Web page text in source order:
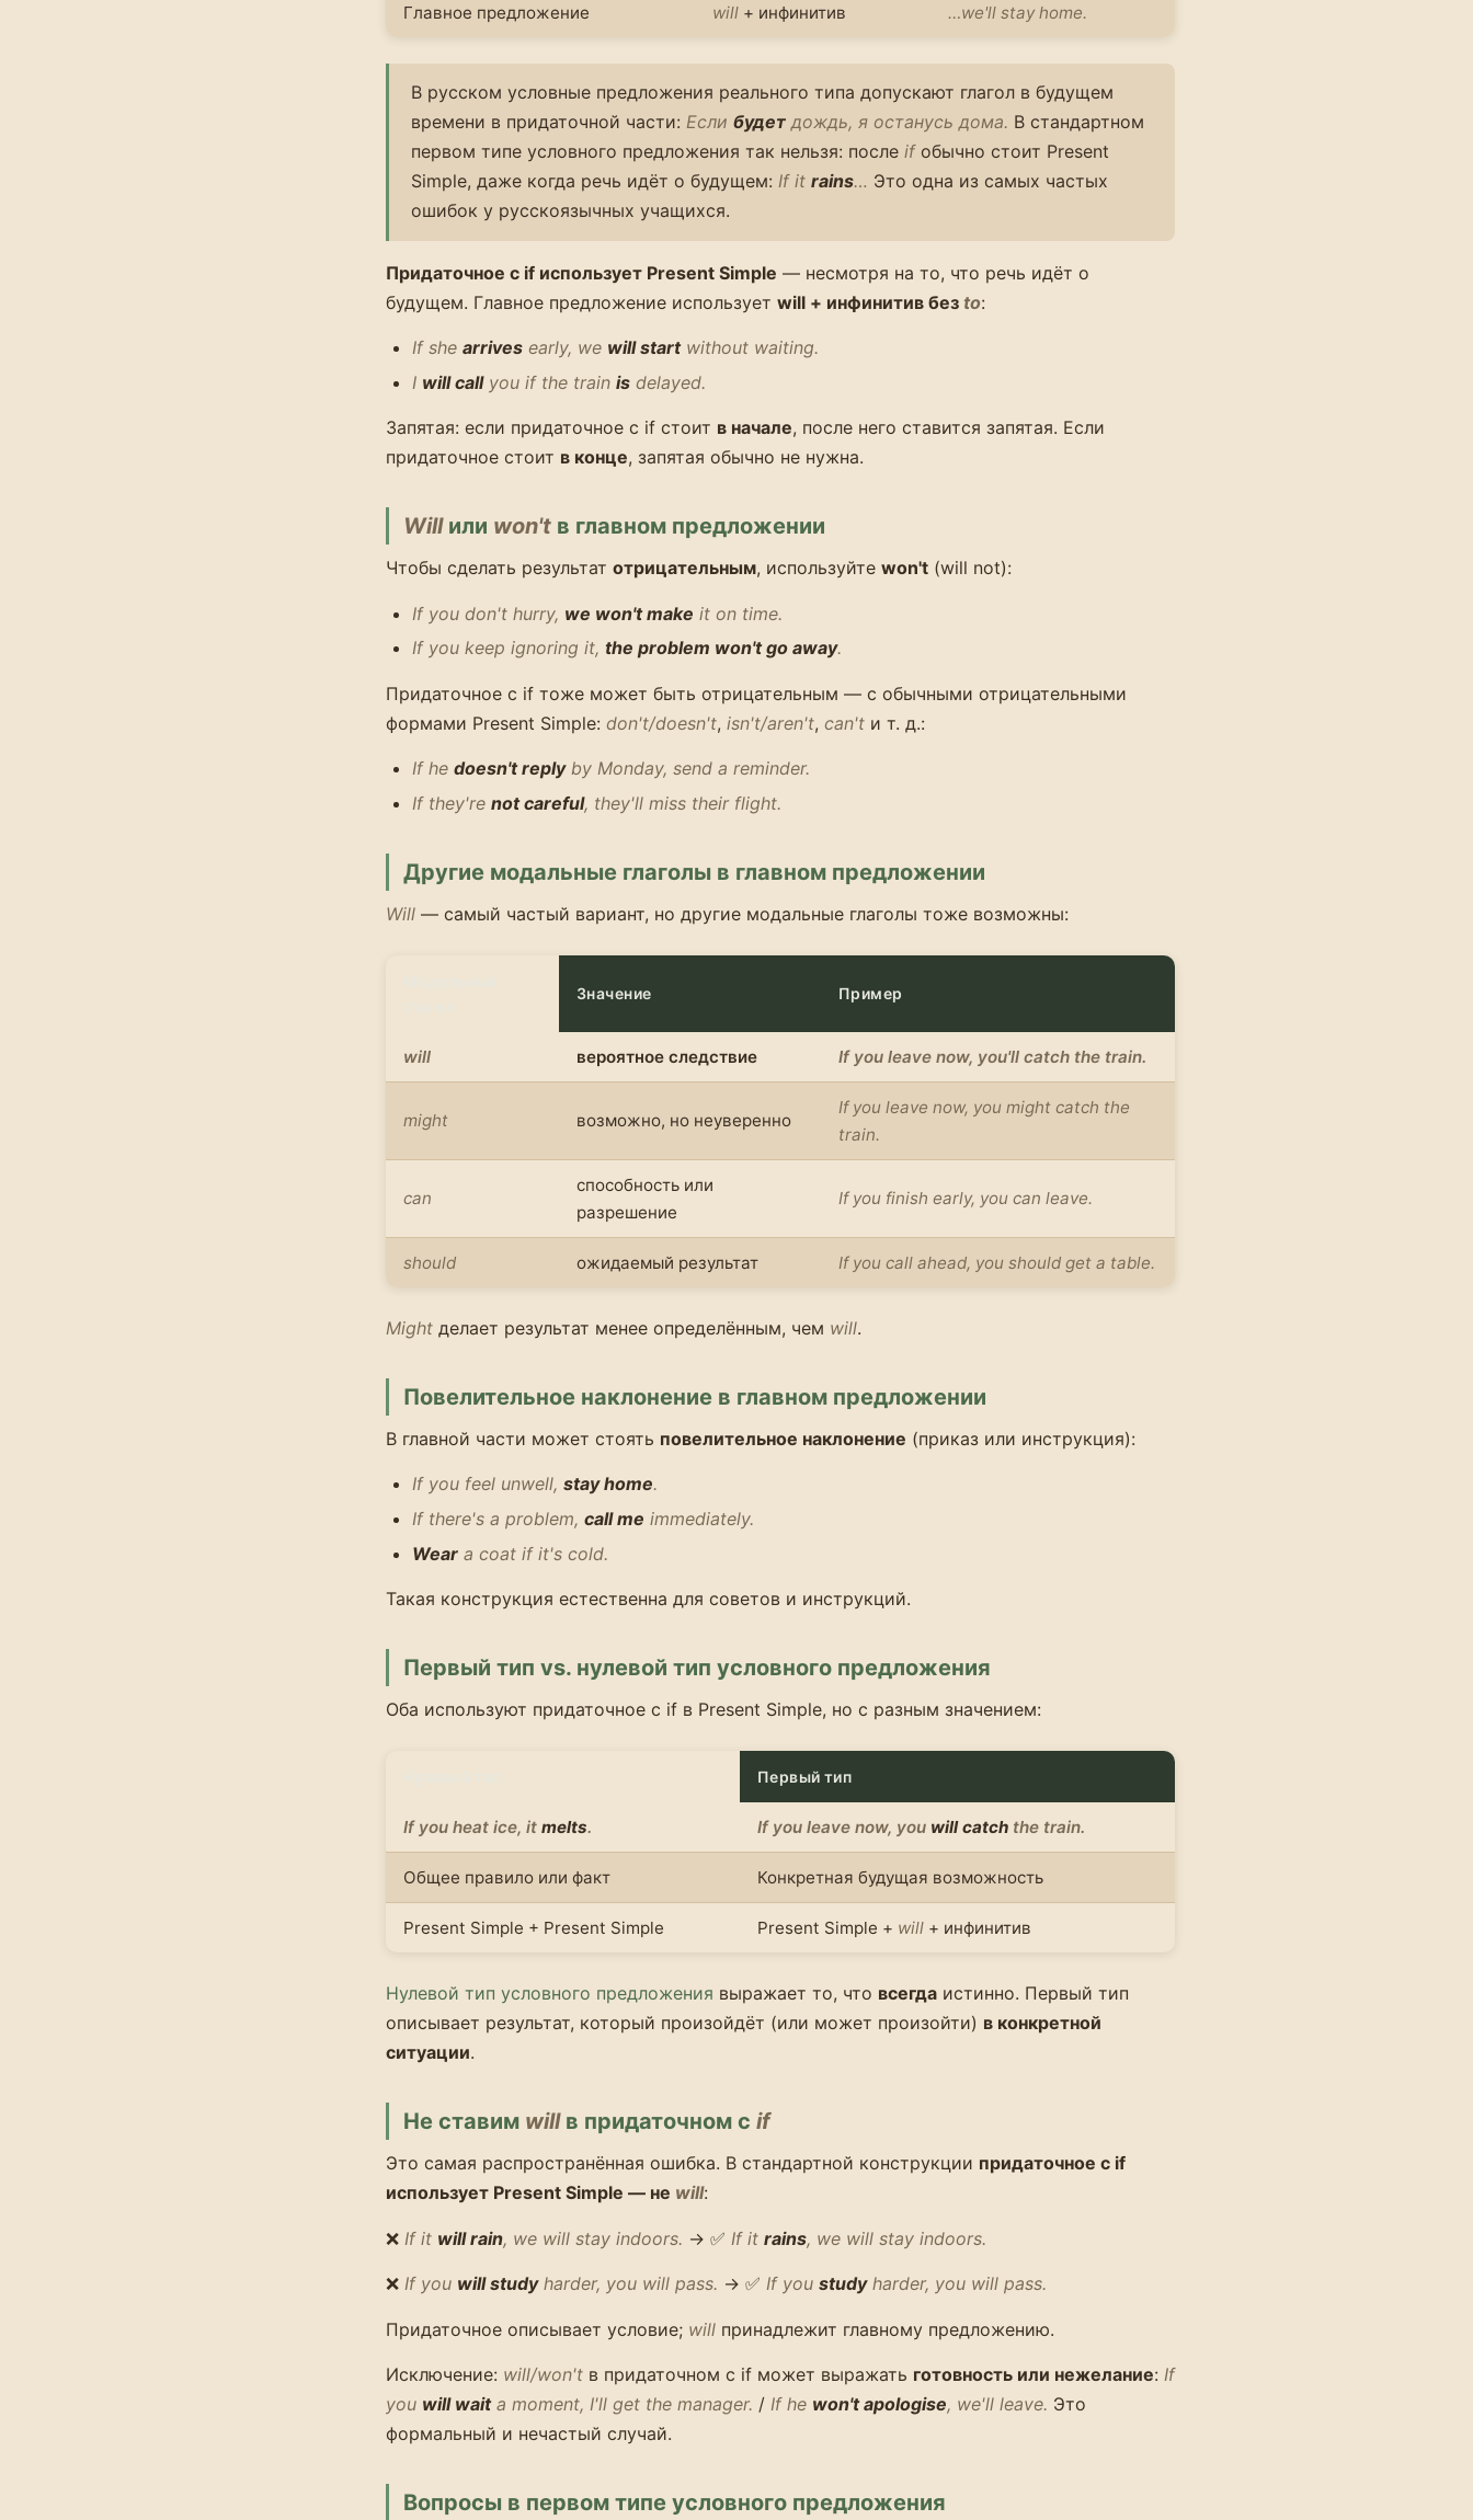
Главное предложение will + инфинитив …we'll stay home.
В русском условные предложения реального типа допускают глагол в будущем
времени в придаточной части: Если будет дождь, я останусь дома. В стандартном
первом типе условного предложения так нельзя: после ifобычно стоит Present
Simple, даже когда речь идёт о будущем: If it rains… Это одна из самых частых
ошибок у русскоязычных учащихся.
Придаточное с if использует Present Simple — несмотря на то, что речь идёт о
будущем. Главное предложение использует will + инфинитив без to:
If she arrives early, we will startwithout waiting.
I will callyou if the train is delayed.
Запятая: если придаточное с if стоит в начале, после него ставится запятая. Если
придаточное стоит в конце, запятая обычно не нужна.
Willили won'tв главном предложении
Чтобы сделать результат отрицательным, используйте won't (will not):
If you don't hurry, we won't make it on time.
If you keep ignoring it, the problem won't go away.
Придаточное с if тоже может быть отрицательным — с обычными отрицательными
формами Present Simple: don't/doesn't, isn't/aren't, can't и т. д.:
If he doesn't replyby Monday, send a reminder.
If they're not careful, they'll miss their flight.
Другие модальные глаголы в главном предложении
Will — самый частый вариант, но другие модальные глаголы тоже возможны:
Значение Пример
will вероятное следствие If you leave now, you'll catch the train.
might возможно, но неуверенно
If you leave now, you might catch the
train.
can
способность или
разрешение
If you finish early, you can leave.
should ожидаемый результат If you call ahead, you should get a table.
Might делает результат менее определённым, чем will.
Повелительное наклонение в главном предложении
В главной части может стоять повелительное наклонение (приказ или инструкция):
If you feel unwell, stay home.
If there's a problem, call me immediately.
Wear a coat if it's cold.
Такая конструкция естественна для советов и инструкций.
Первый тип vs. нулевой тип условного предложения
Оба используют придаточное с if в Present Simple, но с разным значением:
Первый тип
If you heat ice, it melts. If you leave now, you will catch the train.
Общее правило или факт Конкретная будущая возможность
Present Simple + Present Simple Present Simple + will + инфинитив
Нулевой тип условного предложения выражает то, что всегда истинно. Первый тип
описывает результат, который произойдёт (или может произойти) в конкретной
ситуации.
Не ставим willв придаточном с if
Это самая распространённая ошибка. В стандартной конструкции придаточное с if
использует Present Simple — не will:
❌ If it will rain, we will stay indoors. → ✅ If it rains, we will stay indoors.
❌ If you will studyharder, you will pass. → ✅ If you studyharder, you will pass.
Придаточное описывает условие; will принадлежит главному предложению.
Исключение: will/won't в придаточном с if может выражать готовность или нежелание: If
you will waita moment, I'll get the manager. / If he won't apologise, we'll leave. Это
формальный и нечастый случай.
Вопросы в первом типе условного предложения